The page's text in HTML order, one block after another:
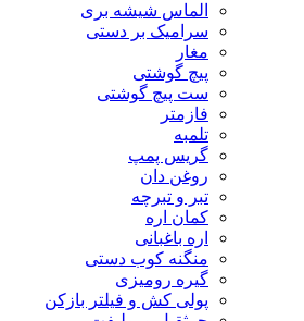
الماس شیشه بری
سرامیک بر دستی
مغار
پیچ گوشتی
ست پیچ گوشتی
فازمتر
تلمبه
گریس پمپ
روغن دان
تبر و تبرچه
کمان اره
اره باغبانی
منگنه کوب دستی
گیره رومیزی
پولی کش و فیلتر بازکن